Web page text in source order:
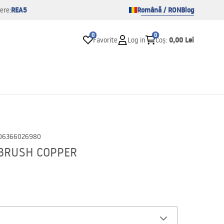
REA5 Română / RONBlog
0
Favorite Log in
0
Coș: 0,00 Lei
COPPER